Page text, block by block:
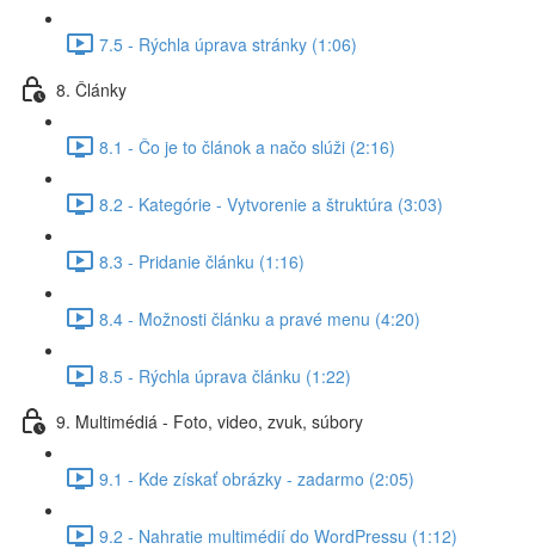
7.5 - Rýchla úprava stránky (1:06)
8. Články
8.1 - Čo je to článok a načo slúži (2:16)
8.2 - Kategórie - Vytvorenie a štruktúra (3:03)
8.3 - Pridanie článku (1:16)
8.4 - Možnosti článku a pravé menu (4:20)
8.5 - Rýchla úprava článku (1:22)
9. Multimédiá - Foto, video, zvuk, súbory
9.1 - Kde získať obrázky - zadarmo (2:05)
9.2 - Nahratie multimédií do WordPressu (1:12)